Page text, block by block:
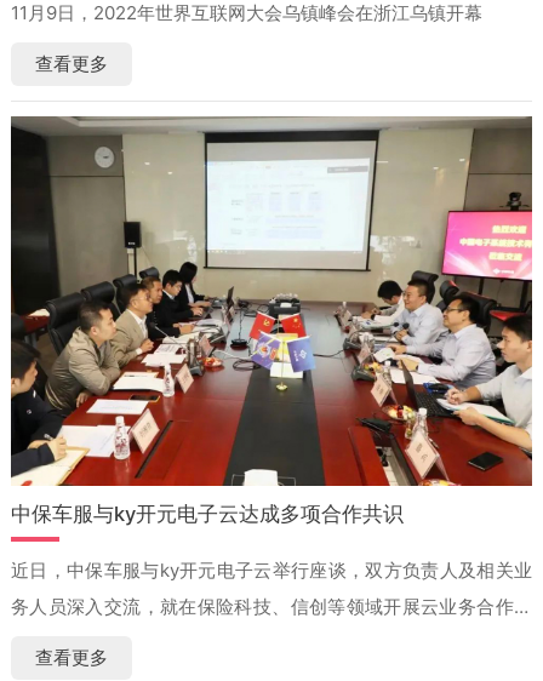
11月9日，2022年世界互联网大会乌镇峰会在浙江乌镇开幕
查看更多
中保车服与ky开元电子云达成多项合作共识
近日，中保车服与ky开元电子云举行座谈，双方负责人及相关业
务人员深入交流，就在保险科技、信创等领域开展云业务合作达
成多项共识，并部署了实施计划。
查看更多